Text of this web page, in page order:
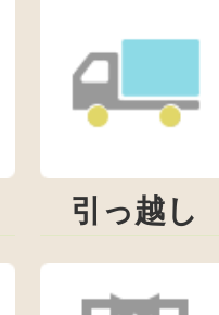
引っ越し